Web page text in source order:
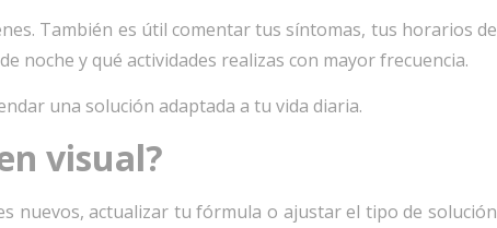
También es útil comentar tus síntomas, tus horarios de
noche y qué actividades realizas con mayor frecuencia.
una solución adaptada a tu vida diaria.
visual?
nuevos, actualizar tu fórmula o ajustar el tipo de solución